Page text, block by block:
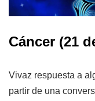
Cáncer (21
Vivaz respuesta a
partir de una